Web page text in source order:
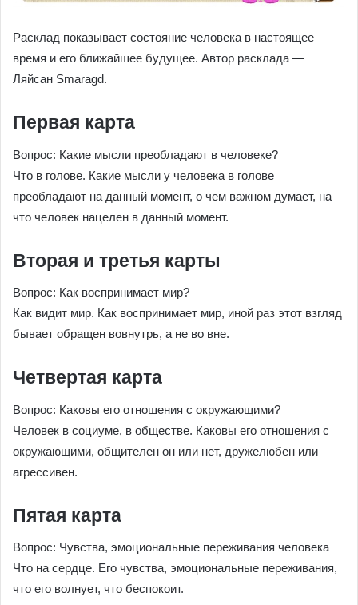
Расклад показывает состояние человека в настоящее
время и его ближайшее будущее. Автор расклада —
Ляйсан Smaragd.
Первая карта
Вопрос: Какие мысли преобладают в человеке?
Что в голове. Какие мысли у человека в голове
преобладают на данный момент, о чем важном думает, на
что человек нацелен в данный момент.
Вторая и третья карты
Вопрос: Как воспринимает мир?
Как видит мир. Как воспринимает мир, иной раз этот взгляд
бывает обращен вовнутрь, а не во вне.
Четвертая карта
Вопрос: Каковы его отношения с окружающими?
Человек в социуме, в обществе. Каковы его отношения с
окружающими, общителен он или нет, дружелюбен или
агрессивен.
Пятая карта
Вопрос: Чувства, эмоциональные переживания человека
Что на сердце. Его чувства, эмоциональные переживания,
что его волнует, что беспокоит.